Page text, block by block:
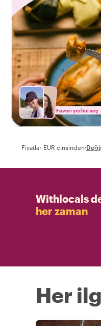
Favori yerlini seç
Fiyatlar EUR cinsinden·
Withlocals
her zaman
Her